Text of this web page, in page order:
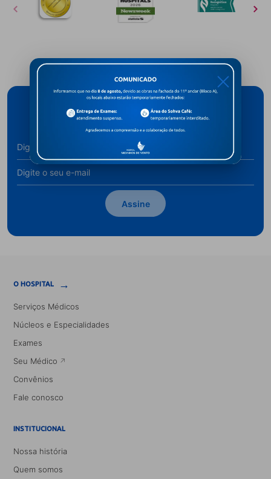
Cadastre-se para receber novidades
Assine
O HOSPITAL →
Serviços Médicos
Núcleos e Especialidades
Exames
Seu Médico
Convênios
Fale conosco
INSTITUCIONAL
Nossa história
Quem somos
X